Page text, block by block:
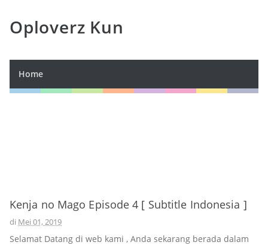
Oploverz Kun
Home
Kenja no Mago Episode 4 [ Subtitle Indonesia ]
di Mei 01, 2019
Selamat Datang di web kami , Anda sekarang berada dalam